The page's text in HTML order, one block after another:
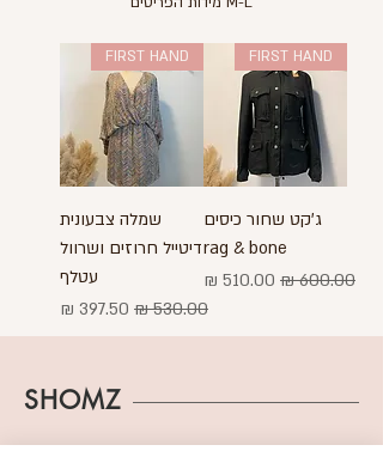
FIRST HAND
ג'קט שחור כיסים
rag & bone
מחיר רגיל
מחיר מבצע
FIRST HAND
שמלה צבעונית
דיטייל חרוזים ושרוול
עטלף
מחיר רגיל
מחיר מבצע
SHOMZ